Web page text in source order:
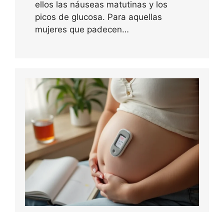
ellos las náuseas matutinas y los
picos de glucosa. Para aquellas
mujeres que padecen…